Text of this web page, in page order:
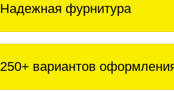
Надежная фурнитура
250+ вариантов